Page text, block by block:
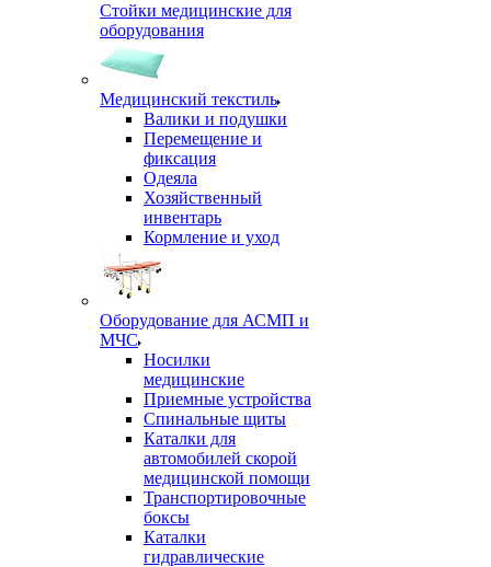
Стойки медицинские для
оборудования
Медицинский текстиль
Валики и подушки
Перемещение и
фиксация
Одеяла
Хозяйственный
инвентарь
Кормление и уход
Оборудование для АСМП и
МЧС
Носилки
медицинские
Приемные устройства
Спинальные щиты
Каталки для
автомобилей скорой
медицинской помощи
Транспортировочные
боксы
Каталки
гидравлические